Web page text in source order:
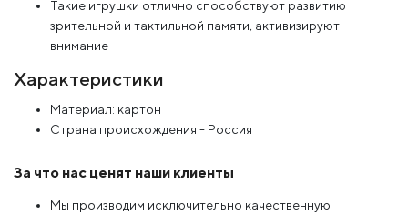
Такие игрушки отлично способствуют развитию
зрительной и тактильной памяти, активизируют
внимание
Характеристики
Материал: картон
Страна происхождения - Россия
За что нас ценят наши клиенты
Мы производим исключительно качественную